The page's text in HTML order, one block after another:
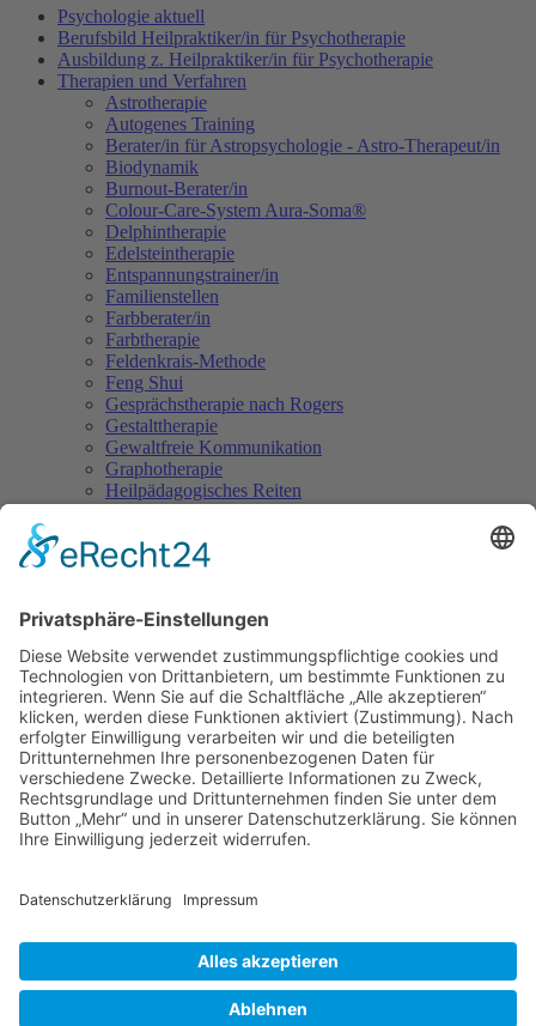
Psychologie aktuell
Berufsbild Heilpraktiker/in für Psychotherapie
Ausbildung z. Heilpraktiker/in für Psychotherapie
Therapien und Verfahren
Astrotherapie
Autogenes Training
Berater/in für Astropsychologie - Astro-Therapeut/in
Biodynamik
Burnout-Berater/in
Colour-Care-System Aura-Soma®
Delphintherapie
Edelsteintherapie
Entspannungstrainer/in
Familienstellen
Farbberater/in
Farbtherapie
Feldenkrais-Methode
Feng Shui
Gesprächstherapie nach Rogers
Gestalttherapie
Gewaltfreie Kommunikation
Graphotherapie
Heilpädagogisches Reiten
Integrative Paartherapie
Körperorientierte Psychotherapie
Lernberater/in & Lerntherapeut/in
Meditationsleiter/in
Natur- und Erlebnispädagoge/in
Neurolinguistisches Programmieren
NLP-Practitioner
Personality-Coach
Progressive Muskelentspannung nach Jacobson
Reiki
Schamanismus
Suchttherapeut/in
Tai Chi Ch’uan
Tomatis-Methode
Vastu - die indische Lehre vom Wohnen